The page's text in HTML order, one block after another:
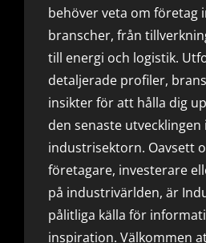
behöver veta om företag
branscher, från
till energi och logistik.
detaljerade profiler,
insikter för att hålla dig
den senaste utvecklingen
industrisektorn. Oavsett
företagare, investerare
på industrivärlden, är
pålitliga källa för
inspiration. Välkommen